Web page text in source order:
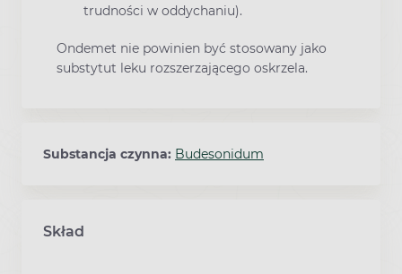
trudności w oddychaniu).
Ondemet nie powinien być stosowany jako
substytut leku rozszerzającego oskrzela.
Substancja czynna: Budesonidum
Skład